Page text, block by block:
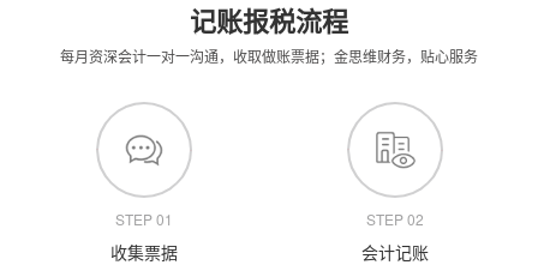
记账报税流程
每月资深会计一对一沟通，收取做账票据；金思维财务，贴心服务
STEP 01
收集票据
STEP 02
会计记账